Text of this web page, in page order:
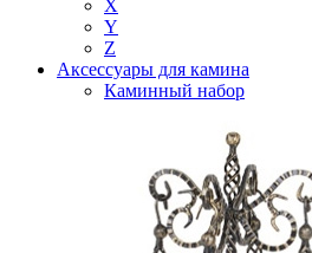
X
Y
Z
Аксессуары для камина
Каминный набор